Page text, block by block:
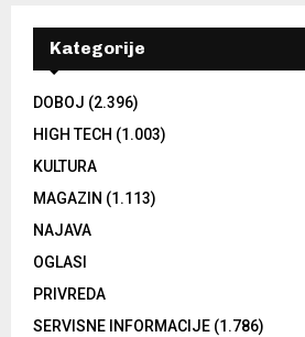
Kategorije
DOBOJ (2.396)
HIGH TECH (1.003)
KULTURA
MAGAZIN (1.113)
NAJAVA
OGLASI
PRIVREDA
SERVISNE INFORMACIJE (1.786)